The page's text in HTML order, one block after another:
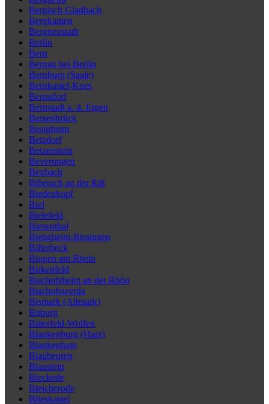
Bergisch Gladbach
Bergkamen
Bergneustadt
Berlin
Bern
Bernau bei Berlin
Bernburg (Saale)
Bernkastel-Kues
Bernsdorf
Bernstadt a. d. Eigen
Bersenbrück
Besigheim
Betzdorf
Betzenstein
Beverungen
Bexbach
Biberach an der Riß
Biedenkopf
Biel
Bielefeld
Biesenthal
Bietigheim-Bissingen
Billerbeck
Bingen am Rhein
Birkenfeld
Bischofsheim an der Rhön
Bischofswerda
Bismark (Altmark)
Bitburg
Bitterfeld-Wolfen
Blankenburg (Harz)
Blankenhain
Blaubeuren
Blaustein
Bleckede
Bleicherode
Blieskastel